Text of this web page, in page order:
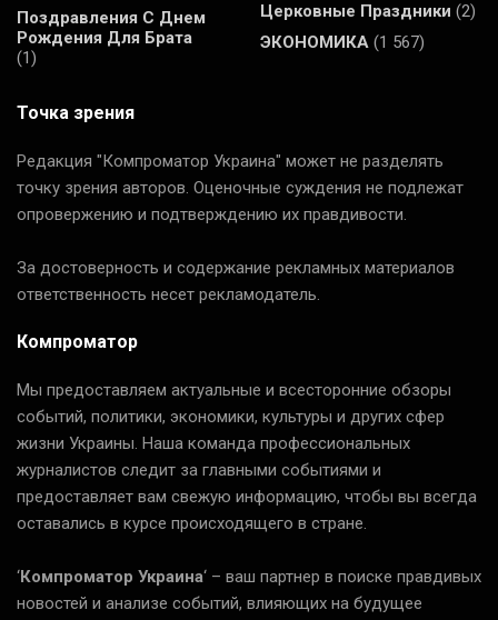
Поздравления С Днем
Рождения Для Брата
(1)
Церковные Праздники (2)
ЭКОНОМИКА (1 567)
Точка зрения
Редакция "Компроматор Украина" может не разделять
точку зрения авторов. Оценочные суждения не подлежат
опровержению и подтверждению их правдивости.
За достоверность и содержание рекламных материалов
ответственность несет рекламодатель.
Компроматор
Мы предоставляем актуальные и всесторонние обзоры
событий, политики, экономики, культуры и других сфер
жизни Украины. Наша команда профессиональных
журналистов следит за главными событиями и
предоставляет вам свежую информацию, чтобы вы всегда
оставались в курсе происходящего в стране.
‘Компроматор Украина‘ – ваш партнер в поиске правдивых
новостей и анализе событий, влияющих на будущее